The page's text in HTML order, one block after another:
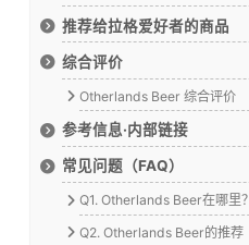
推荐给拉格爱好者的商品
综合评价
Otherlands Beer 综合评价
参考信息·内部链接
常见问题（FAQ）
Q1. Otherlands Beer在哪里？
Q2. Otherlands Beer的推荐